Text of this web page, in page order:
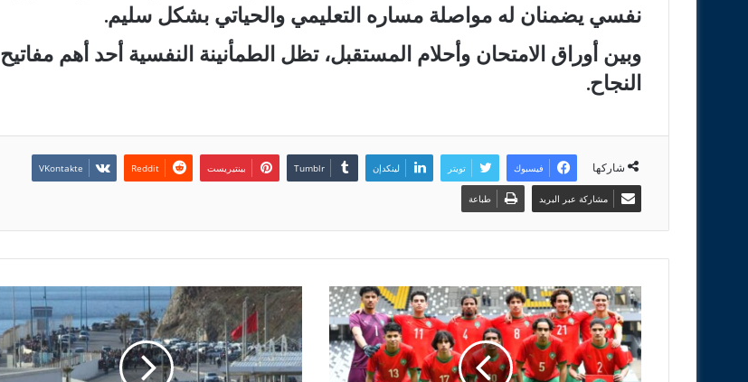
نفسي يضمنان له مواصلة مساره التعليمي والحياتي بشكل سليم.
وبين أوراق الامتحان وأحلام المستقبل، تظل الطمأنينة النفسية أحد أهم مفاتيح
النجاح.
شاركها فيسبوك تويتر لينكدإن بينتيريست
مشاركة عبر البريد طباعة